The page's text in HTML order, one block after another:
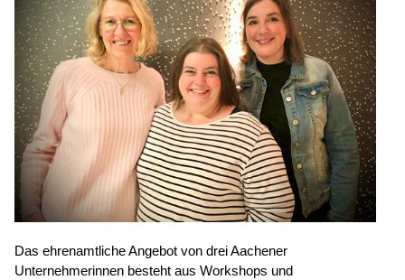
Das ehrenamtliche Angebot von drei Aachener
Unternehmerinnen besteht aus Workshops und